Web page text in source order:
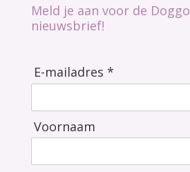
Meld je aan voor de Doggo
nieuwsbrief!
E-mailadres *
Voornaam